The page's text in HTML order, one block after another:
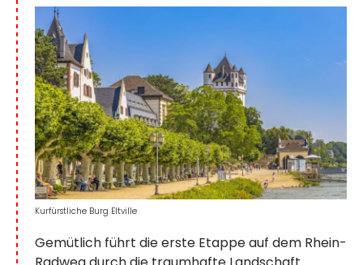
Gemütlich führt die erste Etappe auf dem Rhein-
Kurfürstliche Burg Eltville